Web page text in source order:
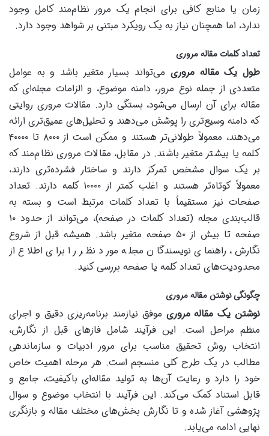
زمان یا منابع کافی برای انجام یک مرور نظام‌مند کامل وجود
ندارد، اما همچنان نیاز به یک رویکرد مبتنی بر شواهد وجود دارد.
تعداد کلمات مقاله مروری
طول یک مقاله مروری می‌تواند بسیار متغیر باشد و به عوامل
متعددی از جمله نوع مرور، دامنه موضوع، و الزامات مجله‌ای که
مقاله برای آن ارسال می‌شود، بستگی دارد. مقالات مروری روایتی
که دامنه وسیع‌تری را پوشش می‌دهند و تحلیل‌های عمیق‌تری ارائه
می‌دهند، معمولاً طولانی‌تر هستند و ممکن است از ۸۰۰۰ تا ۴۰۰۰۰
کلمه یا بیشتر متغیر باشند. در مقابل، مقالات مروری نظام‌مند که
بر یک سوال مشخص تمرکز دارند و ساختار فشرده‌تری دارند،
معمولاً کوتاه‌تر هستند و اغلب کمتر از ۱۰۰۰۰ کلمه دارند. تعداد
صفحات نیز مستقیماً با تعداد کلمات مرتبط است و بسته به
قالب‌بندی مجله (تعداد کلمات در صفحه)، می‌تواند از حدود ۱۰
صفحه تا بیش از ۵۰ صفحه متغیر باشد. همیشه قبل از شروع
نگارش، راهنمای نویسندگان مجله مورد نظر را برای اطلاع از
محدودیت‌های تعداد کلمه یا صفحه بررسی کنید.
چگونگی نوشتن مقاله مروری
نوشتن یک مقاله مروری موفق نیازمند برنامه‌ریزی دقیق و اجرای
منظم مراحل است. این فرآیند شامل فازهای قبل از نگارش،
انتخاب روش تحقیق مناسب برای مرور ادبیات و سازماندهی
مطالب در یک طرح کلی منسجم است. هر مرحله اهمیت خاص
خود را دارد و رعایت آن‌ها به تولید مقاله‌ای باکیفیت، جامع و
قابل استناد کمک می‌کند. این فرآیند با انتخاب موضوع و سوال
پژوهشی آغاز شده و تا نگارش بخش‌های مختلف مقاله و بازنگری
نهایی ادامه می‌یابد.